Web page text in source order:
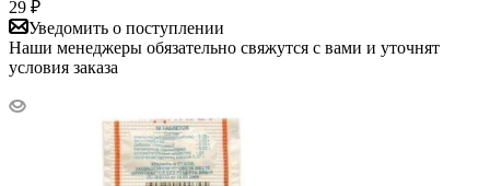
29 ₽
Уведомить о поступлении
Наши менеджеры обязательно свяжутся с вами и уточнят
условия заказа